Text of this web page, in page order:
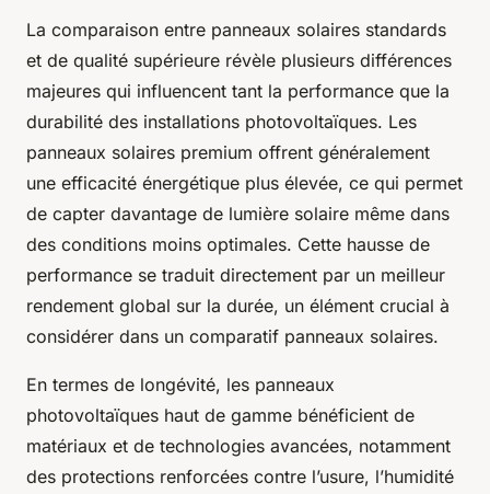
La comparaison entre panneaux solaires standards
et de qualité supérieure révèle plusieurs différences
majeures qui influencent tant la performance que la
durabilité des installations photovoltaïques. Les
panneaux solaires premium offrent généralement
une efficacité énergétique plus élevée, ce qui permet
de capter davantage de lumière solaire même dans
des conditions moins optimales. Cette hausse de
performance se traduit directement par un meilleur
rendement global sur la durée, un élément crucial à
considérer dans un comparatif panneaux solaires.
En termes de longévité, les panneaux
photovoltaïques haut de gamme bénéficient de
matériaux et de technologies avancées, notamment
des protections renforcées contre l’usure, l’humidité